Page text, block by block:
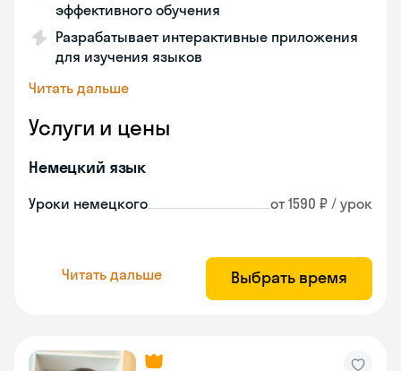
эффективного обучения
Разрабатывает интерактивные приложения
для изучения языков
Читать дальше
Услуги и цены
Немецкий язык
Уроки немецкого от 1590 ₽ / урок
Читать дальше Выбрать время